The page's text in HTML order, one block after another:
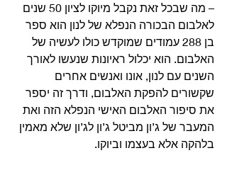
– מה שבכל זאת נקבל מיוקו לציון 50 שנים
לאלבום הבכורה הנפלא של לנון הוא ספר
בן 288 עמודים שמוקדש כולו לעשיה של
האלבום. הוא יכלול ראיונות שנעשו לאורך
השנים עם לנון, אונו ואנשים אחרים
שקשורים להפקת האלבום, ודרך זה יספר
את סיפור האלבום האישי הנפלא הזה ואת
המעבר של ג’ון מביטל ג’ון לג’ון שלא מאמין
בלהקה אלא בעצמו וביוקו.